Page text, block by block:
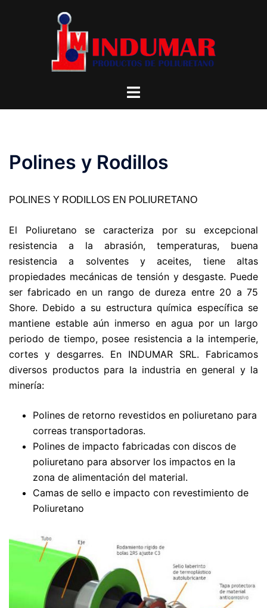
Alternar
Polines y Rodillos
POLINES Y RODILLOS EN POLIURETANO
El Poliuretano se caracteriza por su excepcional
resistencia a la abrasión, temperaturas, buena
resistencia a solventes y aceites, tiene altas
propiedades mecánicas de tensión y desgaste. Puede
ser fabricado en un rango de dureza entre 20 a 75
Shore. Debido a su estructura química específica se
mantiene estable aún inmerso en agua por un largo
periodo de tiempo, posee resistencia a la intemperie,
cortes y desgarres. En INDUMAR SRL. Fabricamos
diversos productos para la industria en general y la
minería:
Polines de retorno revestidos en poliuretano para
correas transportadoras.
Polines de impacto fabricadas con discos de
poliuretano para absorver los impactos en la
zona de alimentación del material.
Camas de sello e impacto con revestimiento de
Poliuretano